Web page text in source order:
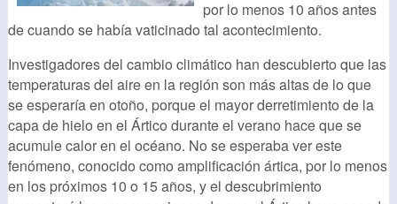
por lo menos 10 años antes
de cuando se había vaticinado tal acontecimiento.
Investigadores del cambio climático han descubierto que las
temperaturas del aire en la región son más altas de lo que
se esperaría en otoño, porque el mayor derretimiento de la
capa de hielo en el Ártico durante el verano hace que se
acumule calor en el océano. No se esperaba ver este
fenómeno, conocido como amplificación ártica, por lo menos
en los próximos 10 o 15 años, y el descubrimiento